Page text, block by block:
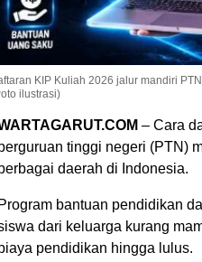
KIP Kuliah 2026 jalur mandiri
ilustrasi)
– Cara
tinggi negeri (PTN)
berbagai daerah di Indonesia.
Program bantuan pendidikan
dari keluarga kurang
biaya pendidikan hingga lulus.